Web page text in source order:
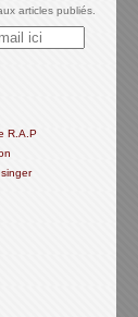
articles publiés.
R.A.P